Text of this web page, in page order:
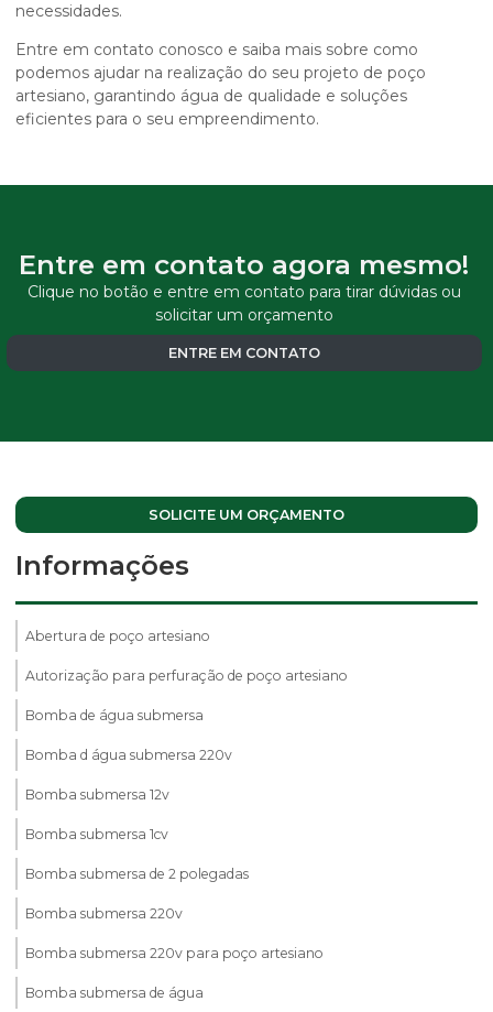
necessidades.
Entre em contato conosco e saiba mais sobre como
podemos ajudar na realização do seu projeto de poço
artesiano, garantindo água de qualidade e soluções
eficientes para o seu empreendimento.
Entre em contato agora mesmo!
Clique no botão e entre em contato para tirar dúvidas ou
solicitar um orçamento
ENTRE EM CONTATO
SOLICITE UM ORÇAMENTO
Informações
Abertura de poço artesiano
Autorização para perfuração de poço artesiano
Bomba de água submersa
Bomba d água submersa 220v
Bomba submersa 12v
Bomba submersa 1cv
Bomba submersa de 2 polegadas
Bomba submersa 220v
Bomba submersa 220v para poço artesiano
Bomba submersa de água